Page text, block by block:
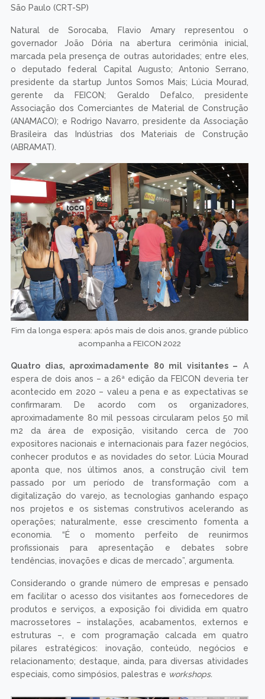
São Paulo (CRT-SP)
Natural de Sorocaba, Flavio Amary representou o
governador João Dória na abertura cerimônia inicial,
marcada pela presença de outras autoridades; entre eles,
o deputado federal Capital Augusto; Antonio Serrano,
presidente da startup Juntos Somos Mais; Lúcia Mourad,
gerente da FEICON; Geraldo Defalco, presidente
Associação dos Comerciantes de Material de Construção
(ANAMACO); e Rodrigo Navarro, presidente da Associação
Brasileira das Indústrias dos Materiais de Construção
(ABRAMAT).
Fim da longa espera: após mais de dois anos, grande público
acompanha a FEICON 2022
Quatro dias, aproximadamente 80 mil visitantes – A
espera de dois anos – a 26ª edição da FEICON deveria ter
acontecido em 2020 – valeu a pena e as expectativas se
confirmaram. De acordo com os organizadores,
aproximadamente 80 mil pessoas circularam pelos 50 mil
m2 da área de exposição, visitando cerca de 700
expositores nacionais e internacionais para fazer negócios,
conhecer produtos e as novidades do setor. Lúcia Mourad
aponta que, nos últimos anos, a construção civil tem
passado por um período de transformação com a
digitalização do varejo, as tecnologias ganhando espaço
nos projetos e os sistemas construtivos acelerando as
operações; naturalmente, esse crescimento fomenta a
economia. “É o momento perfeito de reunirmos
profissionais para apresentação e debates sobre
tendências, inovações e dicas de mercado”, argumenta.
Considerando o grande número de empresas e pensado
em facilitar o acesso dos visitantes aos fornecedores de
produtos e serviços, a exposição foi dividida em quatro
macrossetores – instalações, acabamentos, externos e
estruturas –, e com programação calcada em quatro
pilares estratégicos: inovação, conteúdo, negócios e
relacionamento; destaque, ainda, para diversas atividades
especiais, como simpósios, palestras e workshops.